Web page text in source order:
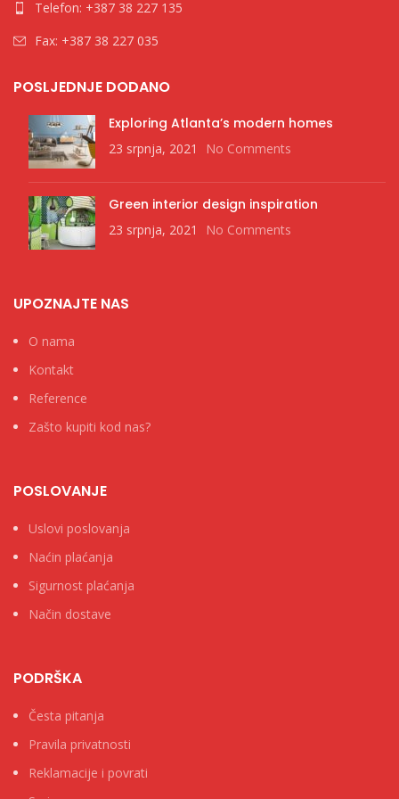
Telefon: +387 38 227 135
Fax: +387 38 227 035
POSLJEDNJE DODANO
Exploring Atlanta’s modern homes
23 srpnja, 2021 No Comments
Green interior design inspiration
23 srpnja, 2021 No Comments
UPOZNAJTE NAS
O nama
Kontakt
Reference
Zašto kupiti kod nas?
POSLOVANJE
Uslovi poslovanja
Naćin plaćanja
Sigurnost plaćanja
Način dostave
PODRŠKA
Česta pitanja
Pravila privatnosti
Reklamacije i povrati